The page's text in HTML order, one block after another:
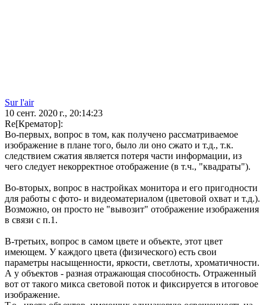
Sur l'air
10 сент. 2020 г., 20:14:23
Re[Крематор]:
Во-первых, вопрос в том, как получено рассматриваемое
изображение в плане того, было ли оно сжато и т.д., т.к.
следствием сжатия является потеря части информации, из
чего следует некорректное отображение (в т.ч., "квадраты").
Во-вторых, вопрос в настройках монитора и его пригодности
для работы с фото- и видеоматериалом (цветовой охват и т.д.).
Возможно, он просто не "вывозит" отображение изображения
в связи с п.1.
В-третьих, вопрос в самом цвете и объекте, этот цвет
имеющем. У каждого цвета (физического) есть свои
параметры насыщенности, яркости, светлоты, хроматичности.
А у объектов - разная отражающая способность. Отраженный
вот от такого микса световой поток и фиксируется в итоговое
изображение.